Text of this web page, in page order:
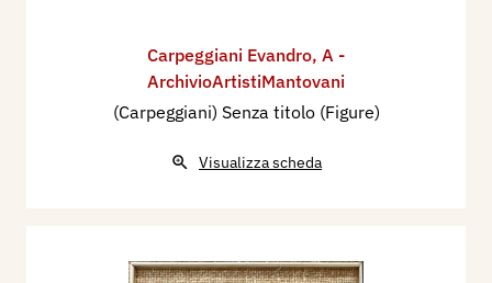
Carpeggiani Evandro, A -
ArchivioArtistiMantovani
(Carpeggiani) Senza titolo (Figure)
Visualizza scheda